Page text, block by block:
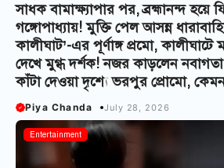
সাধক বামাক্ষ্যাপার পর, ব্রহ্মানন্দ হয়ে
গঙ্গোপাধ্যায়! মুক্তি পেল আসন্ন
কালীঘাট’-এর পূর্ণাঙ্গ প্রমো, কালীঘাটে
দেখে মুগ্ধ দর্শক! নজর কাড়লেন নবাগতা
কাঁটা দেওয়া দৃশ্যে ভরপুর প্রোমো,
Piya Chanda July 28, 2026
Entertainment